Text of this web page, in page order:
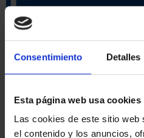
Consentimiento Detalles
Esta página web usa cookies
Las cookies de este sitio web
el contenido y los anuncios,
ORDENAR POR: